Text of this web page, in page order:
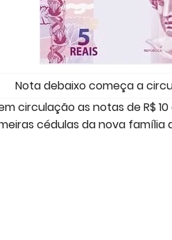
Nota debaixo começa a
circulação as notas de R$
cédulas da nova família